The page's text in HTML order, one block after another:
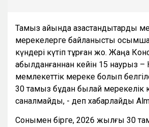
Тамыз айында қазақстандықтарды
мерекелерге байланысты
күндері күтіп тұрған жоқ. Жаңа
қабылданғаннан кейін 15 наурыз –
мемлекеттік мереке болып
30 тамыз бұдан былай мерекелік
саналмайды, - деп хабарлайды
Сонымен бірге, 2026 жылғы 30